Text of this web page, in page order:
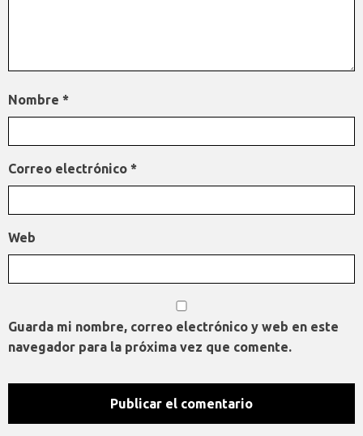
Nombre *
Correo electrónico *
Web
Guarda mi nombre, correo electrónico y web en este
navegador para la próxima vez que comente.